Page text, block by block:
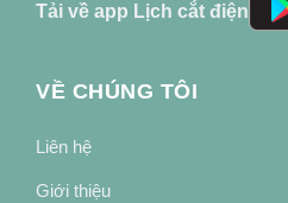
Tải về app Lịch cắt điện
VỀ CHÚNG TÔI
Liên hệ
Giới thiệu